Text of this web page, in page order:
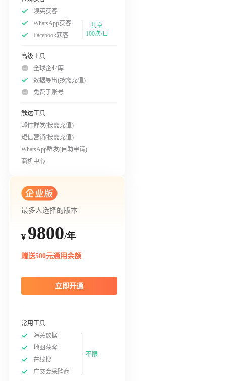
领英获客
WhatsApp获客
Facebook获客
共享
100次/日
高级工具
全球企业库
数据导出(按需充值)
免费子账号
触达工具
邮件群发(按需充值)
短信营销(按需充值)
WhatsApp群发(自助申请)
商机中心
最多人选择的版本
¥ 9800/年
赠送500元通用余额
立即开通
常用工具
海关数据
地图获客
在线搜
广交会采购商
不限